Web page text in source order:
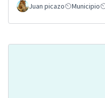
Juan picazo
Municipio